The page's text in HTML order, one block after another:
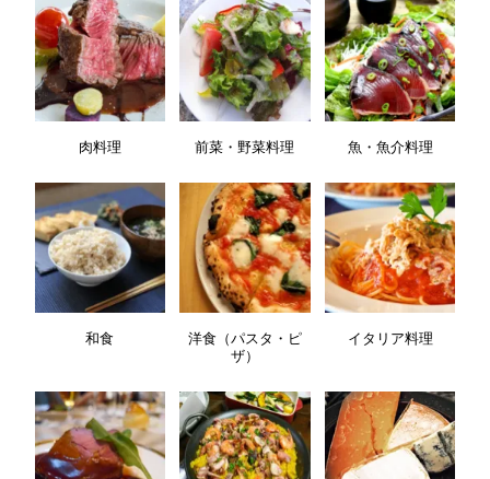
肉料理 前菜・野菜料理 魚・魚介料理
和食
洋食（パスタ・ピ
ザ）
イタリア料理